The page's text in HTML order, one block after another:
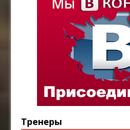
Тренеры